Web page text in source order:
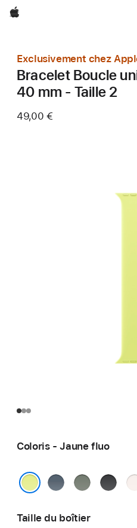
Apple
Exclusivement chez
Bracelet Boucle
40 mm - Taille 2
49,00 €
Coloris - Jaune fluo
Bleu
Gris
Noir
Taille du boîtier